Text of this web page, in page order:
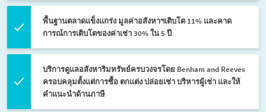
พื้นฐานตลาดแข็งแกร่ง มูลค่าอสังหาฯเติบโต 11% และคาด
การณ์การเติบโตของค่าเช่า 30% ใน 5 ปี
บริการดูแลอสังหาริมทรัพย์ครบวงจรโดย Benham and Reeves
ครอบคลุมตั้งแต่การซื้อ ตกแต่ง ปล่อยเช่า บริหารผู้เช่า และให้
คำแนะนำด้านภาษี